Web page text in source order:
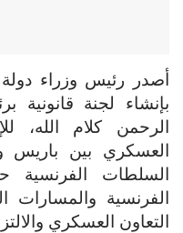
أصدر رئيس وزراء دولة
بإنشاء لجنة قانونية
الرحمن كلام الله،
العسكري بين باريس
السلطات الفرنسية
الفرنسية والمسارات
التعاون العسكري